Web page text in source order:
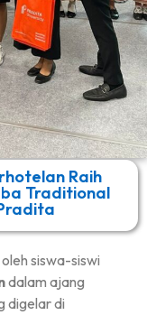
Raih
Traditional
siswa-siswi
dalam ajang
digelar di